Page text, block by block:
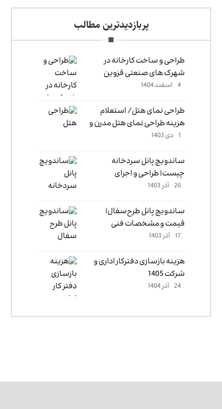
پربازدیدترین مطالب
طراحی و ساخت کارخانه در
شهرک های صنعتی قزوین
4 اسفند 1404
طراحی نمای هتل/ استعلام
هزینه طراحی نمای هتل مدرن و
کلاسیک1 دی 1403
ساندویچ پانل سردخانه
چیست| طراحی و اجرای
ساندویچ پانل سردخانه
26 آذر 1403
ساندویچ پانل طرح‌سفال|
قیمت و مشخصات فنی
ساندویچ پانل طرح سفال
17 آذر 1403
هزینه بازسازی دفترکار اداری و
شرکت 1405
24 آذر 1404